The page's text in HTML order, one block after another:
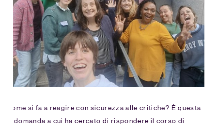
Come si fa a reagire con sicurezza alle critiche? È questa
la domanda a cui ha cercato di rispondere il corso di